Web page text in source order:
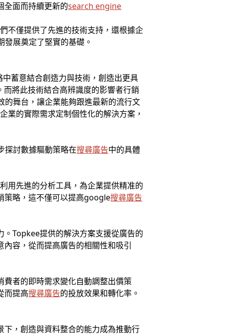
全面而持續更新的search engine
不僅提供了先進的技術支持，還根據企
展奠定了堅實的基礎。
蓄意結合創造力與技術，創造出更具
將此技術結合高辨識度的影響者行銷
舞台，讓企業能夠跟進最新的流行文
業的實際需求定制個性化的解決方案，
探討數據驅動策略在搜尋廣告中的具體
用先進的分析工具，為企業提供精准的
策略，這不僅可以提高google搜尋廣告
Topkee提供的解決方案支援從廣告的
容，從而提高廣告的相關性和吸引
者的即時需求變化自動調整出價策
而提高搜尋廣告的投放效果和轉化率。
，創造與資料整合的能力成為推動行